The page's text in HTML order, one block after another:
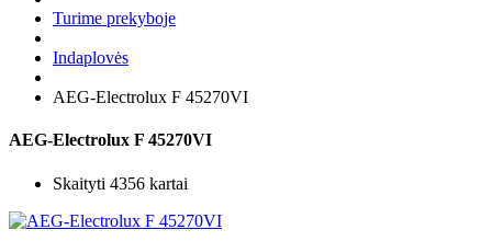
Turime prekyboje
Indaplovės
AEG-Electrolux F 45270VI
AEG-Electrolux F 45270VI
Skaityti 4356 kartai